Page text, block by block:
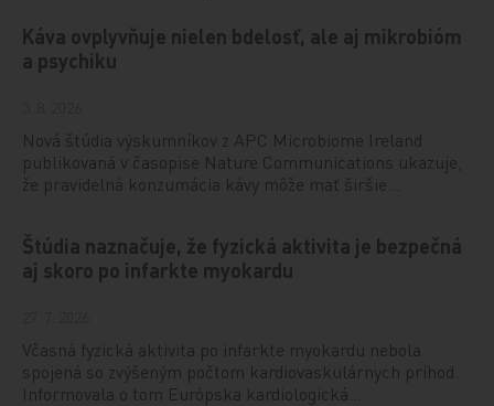
Káva ovplyvňuje nielen bdelosť, ale aj mikrobióm
a psychiku
Nová štúdia výskumníkov z APC Microbiome Ireland
publikovaná v časopise Nature Communications ukazuje,
že pravidelná konzumácia kávy môže mať širšie…
Štúdia naznačuje, že fyzická aktivita je bezpečná
aj skoro po infarkte myokardu
Včasná fyzická aktivita po infarkte myokardu nebola
spojená so zvýšeným počtom kardiovaskulárnych príhod.
Informovala o tom Európska kardiologická…